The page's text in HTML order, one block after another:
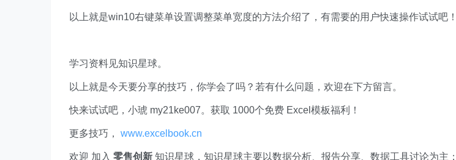
以上就是win10右键菜单设置调整菜单宽度的方法介绍了，有需要的用户快速操作试试吧！
学习资料见知识星球。
以上就是今天要分享的技巧，你学会了吗？若有什么问题，欢迎在下方留言。
快来试试吧，小琥 my21ke007。获取 1000个免费 Excel模板福利​​​​！
更多技巧， www.excelbook.cn
欢迎 加入 零售创新 知识星球，知识星球主要以数据分析、报告分享、数据工具讨论为主；